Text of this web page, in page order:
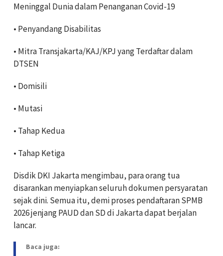
Meninggal Dunia dalam Penanganan Covid-19
• Penyandang Disabilitas
• Mitra Transjakarta/KAJ/KPJ yang Terdaftar dalam
DTSEN
• Domisili
• Mutasi
• Tahap Kedua
• Tahap Ketiga
Disdik DKI Jakarta mengimbau, para orang tua
disarankan menyiapkan seluruh dokumen persyaratan
sejak dini. Semua itu, demi proses pendaftaran SPMB
2026 jenjang PAUD dan SD di Jakarta dapat berjalan
lancar.
Baca juga: